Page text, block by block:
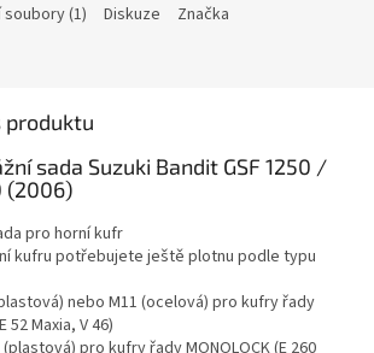
(1) Diskuze Značka
produktu
sada Suzuki Bandit GSF 1250 /
(2006)
pro horní kufr
kufru potřebujete ještě plotnu podle typu
nebo M11 (ocelová) pro kufry řady
52 Maxia, V 46)
pro kufry řady MONOLOCK (E 260